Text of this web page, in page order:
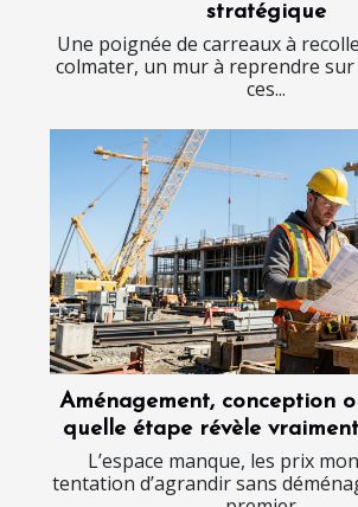
stratégique
Une poignée de carreaux à
colmater, un mur à reprendre sur
ces...
Aménagement, conception
quelle étape révèle
L’espace manque, les prix
tentation d’agrandir sans